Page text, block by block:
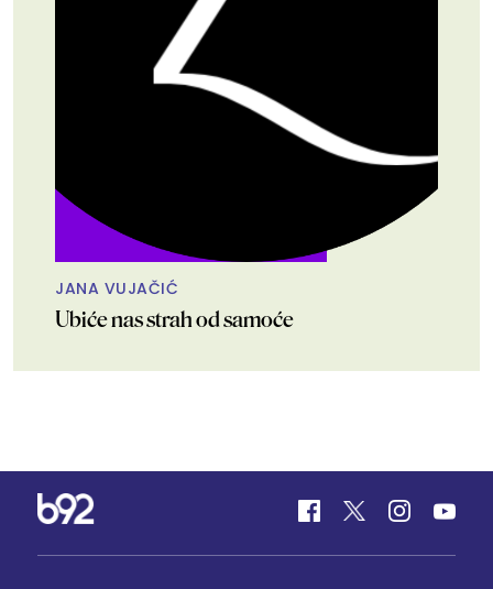
JANA VUJAČIĆ
Ubiće nas strah od samoće